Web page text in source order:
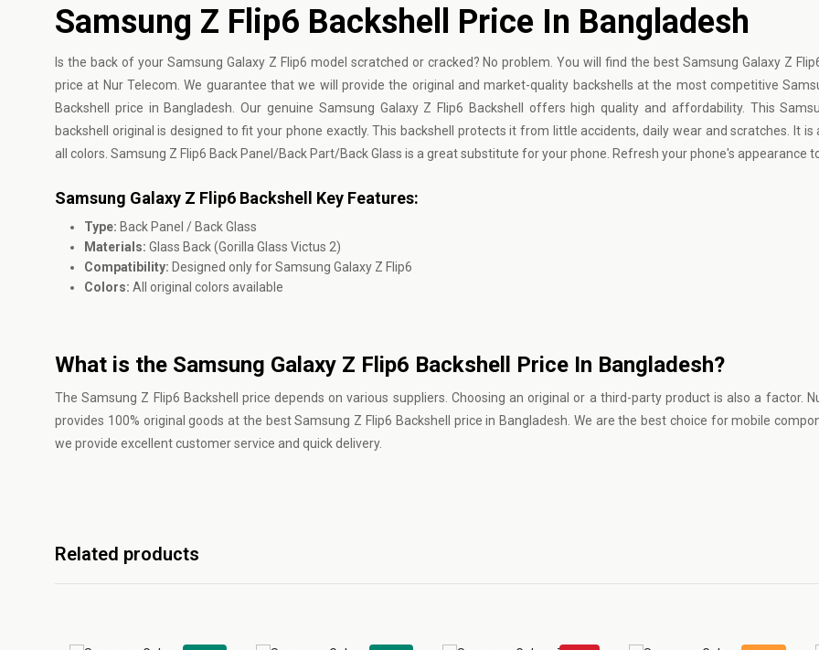
Samsung Z Flip6 Backshell Price In Bangladesh
Is the back of your Samsung Galaxy Z Flip6 model scratched or cracked? No problem. You will find the best Samsung Galaxy Z
price at Nur Telecom. We guarantee that we will provide the original and market-quality backshells at the most competitive
Backshell price in Bangladesh. Our genuine Samsung Galaxy Z Flip6 Backshell offers high quality and affordability. This
backshell original is designed to fit your phone exactly. This backshell protects it from little accidents, daily wear and scratches. It is
all colors. Samsung Z Flip6 Back Panel/Back Part/Back Glass is a great substitute for your phone. Refresh your phone's appearance
Samsung Galaxy Z Flip6 Backshell Key Features:
Type: Back Panel / Back Glass
Materials: Glass Back (Gorilla Glass Victus 2)
Compatibility: Designed only for Samsung Galaxy Z Flip6
Colors: All original colors available
What is the Samsung Galaxy Z Flip6 Backshell Price In Bangladesh?
The Samsung Z Flip6 Backshell price depends on various suppliers. Choosing an original or a third-party product is also a factor.
provides 100% original goods at the best Samsung Z Flip6 Backshell price in Bangladesh. We are the best choice for mobile
we provide excellent customer service and quick delivery.
Related products